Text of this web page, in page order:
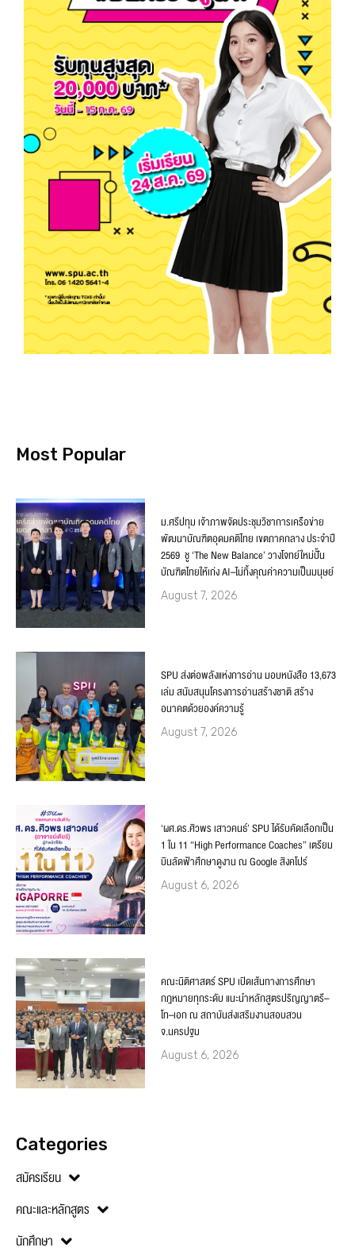
Most Popular
ม.ศรีปทุม เจ้าภาพจัดประชุมวิชาการเครือข่าย
พัฒนาบัณฑิตอุดมคติไทย เขตภาคกลาง ประจำปี
2569 ชู ‘The New Balance’ วางโจทย์ใหม่ปั้น
บัณฑิตไทยให้เก่ง AI–ไม่ทิ้งคุณค่าความเป็นมนุษย์
August 7, 2026
SPU ส่งต่อพลังแห่งการอ่าน มอบหนังสือ 13,673
เล่ม สนับสนุนโครงการอ่านสร้างชาติ สร้าง
อนาคตด้วยองค์ความรู้
August 7, 2026
‘ผศ.ดร.ศิวพร เสาวคนธ์’ SPU ได้รับคัดเลือกเป็น
1 ใน 11 “High Performance Coaches” เตรียม
บินลัดฟ้าศึกษาดูงาน ณ Google สิงคโปร์
August 6, 2026
คณะนิติศาสตร์ SPU เปิดเส้นทางการศึกษา
กฎหมายทุกระดับ แนะนำหลักสูตรปริญญาตรี–
โท–เอก ณ สถาบันส่งเสริมงานสอบสวน
จ.นครปฐม
August 6, 2026
Categories
สมัครเรียน
คณะและหลักสูตร
นักศึกษา